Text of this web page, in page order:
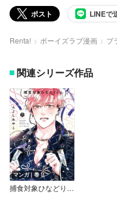
ポスト LINEで
Renta! ボーイズラブ漫画 ブ
関連シリーズ作品
マンガ｜巻
捕食対象ひなどりくん【電子限定漫画付きRenta！特別版】